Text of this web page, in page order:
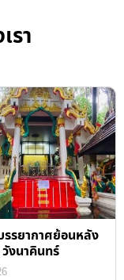
รา
รยากาศย้อนหลัง
งนาคินทร์